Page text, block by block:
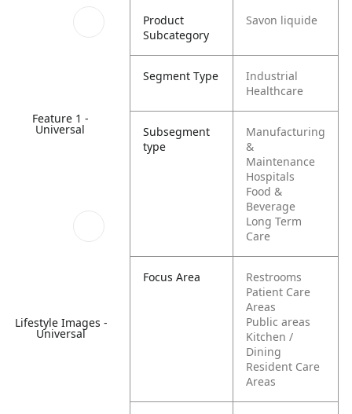
Feature 1 -
Universal
Lifestyle Images -
Universal
Product
Subcategory
Savon liquide
Segment Type
Industrial
Healthcare
Subsegment
type
Manufacturing
&
Maintenance
Hospitals
Food &
Beverage
Long Term
Care
Focus Area
Restrooms
Patient Care
Areas
Public areas
Kitchen /
Dining
Resident Care
Areas